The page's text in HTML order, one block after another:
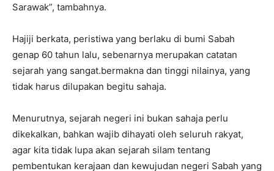
Sarawak”, tambahnya.
Hajiji berkata, peristiwa yang berlaku di bumi Sabah
genap 60 tahun lalu, sebenarnya merupakan catatan
sejarah yang sangat.bermakna dan tinggi nilainya, yang
tidak harus dilupakan begitu sahaja.
Menurutnya, sejarah negeri ini bukan sahaja perlu
dikekalkan, bahkan wajib dihayati oleh seluruh rakyat,
agar kita tidak lupa akan sejarah silam tentang
pembentukan kerajaan dan kewujudan negeri Sabah yang